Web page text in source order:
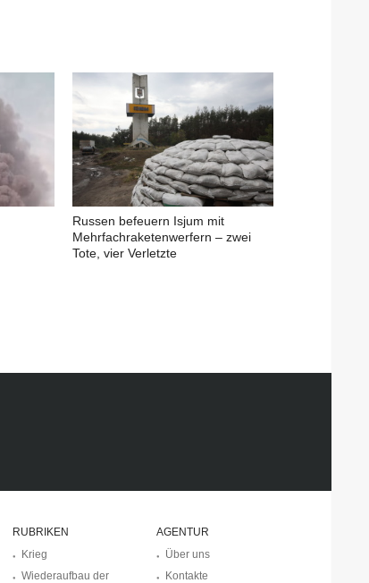
Russen befeuern Isjum mit
Mehrfachraketenwerfern – zwei
Tote, vier Verletzte
RUBRIKEN
Krieg
Wiederaufbau der
AGENTUR
Über uns
Kontakte